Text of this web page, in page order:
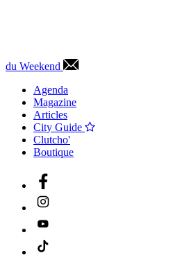
du Weekend
Agenda
Magazine
Articles
City Guide
Clutcho'
Boutique